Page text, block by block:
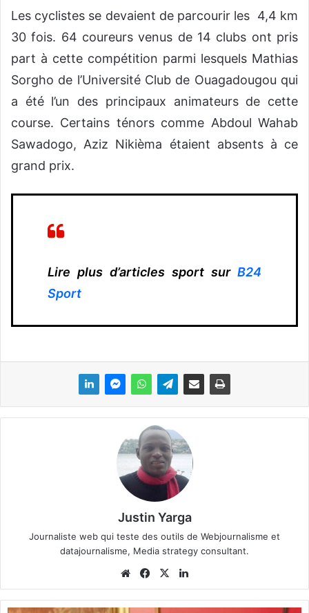
Les cyclistes se devaient de parcourir les 4,4 km
30 fois. 64 coureurs venus de 14 clubs ont pris
part à cette compétition parmi lesquels Mathias
Sorgho de l’Université Club de Ouagadougou qui
a été l’un des principaux animateurs de cette
course. Certains ténors comme Abdoul Wahab
Sawadogo, Aziz Nikièma étaient absents à ce
grand prix.
Lire plus d’articles sport sur B24
Sport
Justin Yarga
Journaliste web qui teste des outils de Webjournalisme et
datajournalisme, Media strategy consultant.
We
bsi
te
Fa
ce
bo
X
ke
din